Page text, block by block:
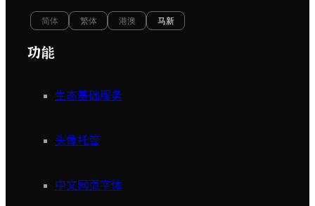
简体 繁体 港澳 马新
功能
生态基础服务
头像托管
中文网页字体